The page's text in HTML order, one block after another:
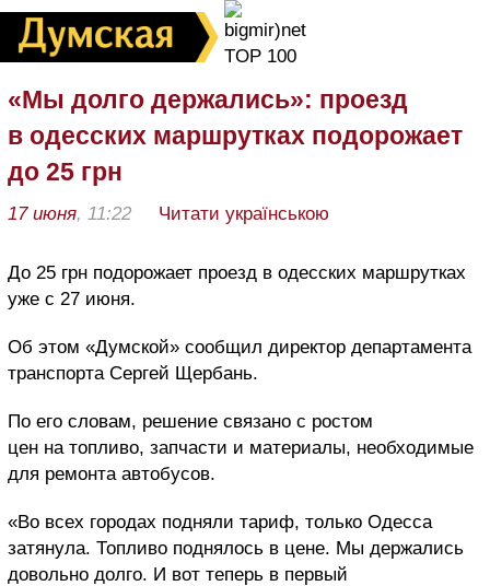
«Мы долго держались»: проезд
в одесских маршрутках подорожает
до 25 грн
17 июня, 11:22 Читати українською
До 25 грн подорожает проезд в одесских маршрутках
уже с 27 июня.
Об этом «Думской» сообщил директор департамента
транспорта Сергей Щербань.
По его словам, решение связано с ростом
цен на топливо, запчасти и материалы, необходимые
для ремонта автобусов.
«Во всех городах подняли тариф, только Одесса
затянула. Топливо поднялось в цене. Мы держались
довольно долго. И вот теперь в первый